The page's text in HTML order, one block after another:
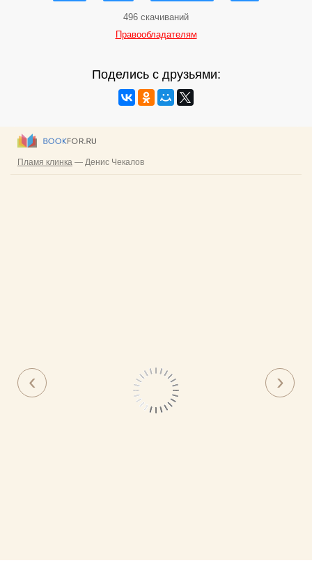
496 скачиваний
Правообладателям
Поделись с друзьями: